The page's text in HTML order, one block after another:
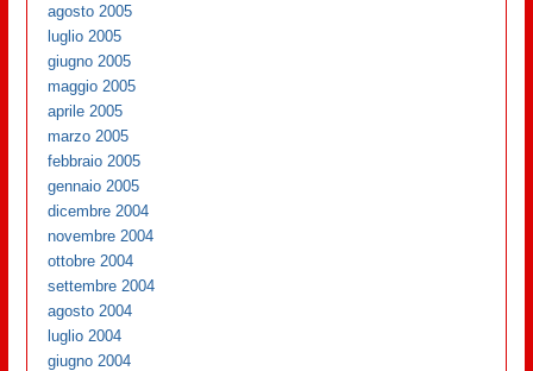
agosto 2005
luglio 2005
giugno 2005
maggio 2005
aprile 2005
marzo 2005
febbraio 2005
gennaio 2005
dicembre 2004
novembre 2004
ottobre 2004
settembre 2004
agosto 2004
luglio 2004
giugno 2004